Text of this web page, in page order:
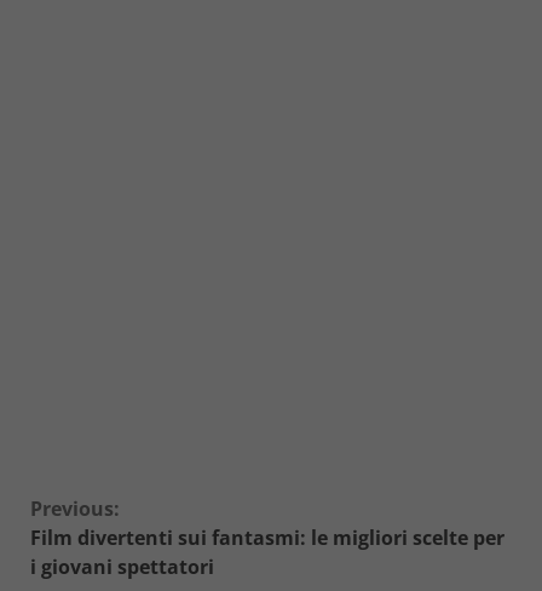
Continue
Reading
Previous:
Film divertenti sui fantasmi: le migliori scelte per
i giovani spettatori